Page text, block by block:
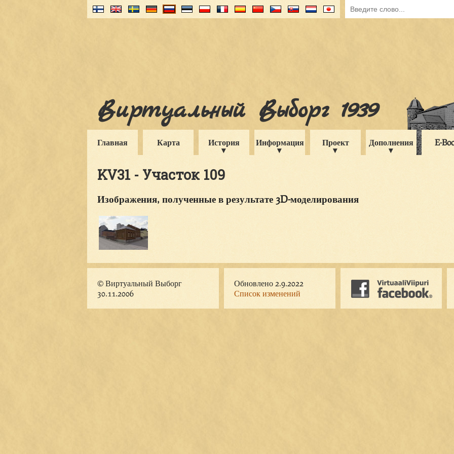
Виртуальный Выборг 1939
Главная Карта История Информация Проект Дополнения E-
KV31 - Участок 109
Изображения, полученные в результате 3D-моделирования
© Виртуальный Выборг
30.11.2006
Обновлено 2.9.2022
Список изменений